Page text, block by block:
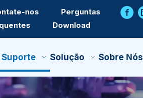
nos
Perguntas
Download
Suporte Solução Sobre Nós